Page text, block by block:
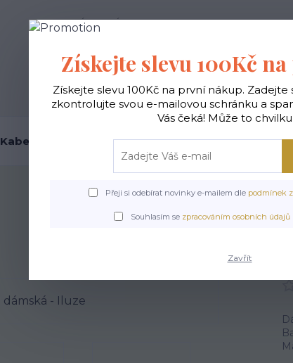
OBCHODNÍ PODMÍNKY JAK NAKUPOVAT
Kabelky ekologické Vaky na záda Polštáře
Úvod Čepice dámské a nákrčníky
Získejte slevu 100Kč
Získejte slevu 100Kč na první nákup.
zkontrolujte svou e-mailovou schránku a
Vás čeká! Může to
Přeji si odebírat novinky e-mailem dle podmínek
Souhlasím se zpracováním osobních údajů
Zavřít